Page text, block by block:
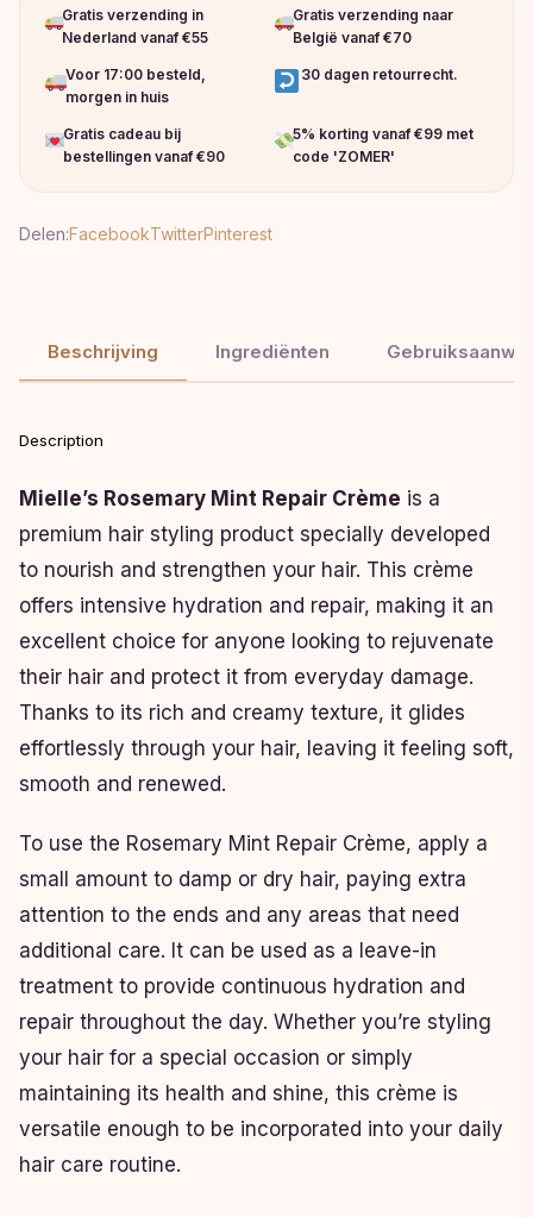
Gratis verzending in
Nederland vanaf €55
Gratis verzending naar
België vanaf €70
Voor 17:00 besteld,
morgen in huis
30 dagen retourrecht.
Gratis cadeau bij
bestellingen vanaf €90
5% korting vanaf €99 met
code 'ZOMER'
Delen:FacebookTwitterPinterest
Beschrijving Ingrediënten
Description
Mielle’s Rosemary Mint Repair Crème is a
premium hair styling product specially developed
to nourish and strengthen your hair. This crème
offers intensive hydration and repair, making it an
excellent choice for anyone looking to rejuvenate
their hair and protect it from everyday damage.
Thanks to its rich and creamy texture, it glides
effortlessly through your hair, leaving it feeling soft,
smooth and renewed.
To use the Rosemary Mint Repair Crème, apply a
small amount to damp or dry hair, paying extra
attention to the ends and any areas that need
additional care. It can be used as a leave-in
treatment to provide continuous hydration and
repair throughout the day. Whether you’re styling
your hair for a special occasion or simply
maintaining its health and shine, this crème is
versatile enough to be incorporated into your daily
hair care routine.